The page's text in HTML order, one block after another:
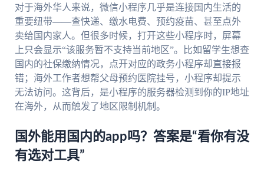
对于海外华人来说，微信小程序几乎是连接国内生活的
重要纽带——查快递、缴水电费、预约疫苗、甚至点外
卖给国内家人。但很多时候，打开这些小程序时，屏幕
上只会显示“该服务暂不支持当前地区”。比如留学生想查
国内的社保缴纳情况，点开对应的政务小程序却直接报
错；海外工作者想帮父母预约医院挂号，小程序却提示
无法访问。这背后，是小程序的服务器检测到你的IP地址
在海外，从而触发了地区限制机制。
国外能用国内的app吗？答案是“看你有没
有选对工具”